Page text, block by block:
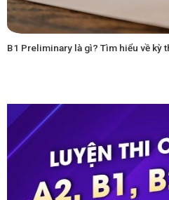
B1 Preliminary là gì? Tìm hiểu về kỳ